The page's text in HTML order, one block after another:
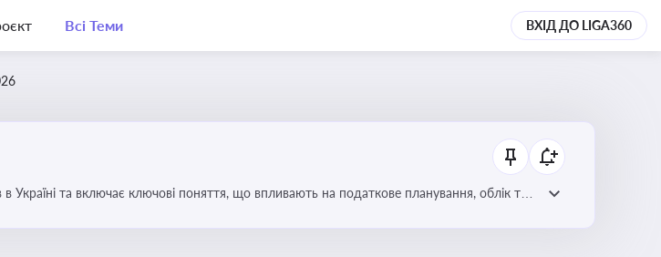
Всі Теми ВХІД ДО LIGA360
Україні та включає ключові поняття, що впливають на податкове планування, облік та